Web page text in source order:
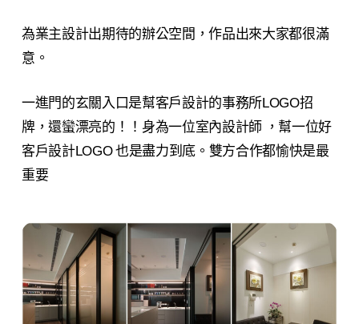
為業主設計出期待的辦公空間，作品出來大家都很滿
意。
一進門的玄關入口是幫客戶設計的事務所LOGO招
牌，還蠻漂亮的！！身為一位室內設計師 ，幫一位好
客戶設計LOGO 也是盡力到底。雙方合作都愉快是最
重要